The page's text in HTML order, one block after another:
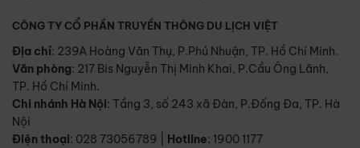
CÔNG TY CỔ PHẦN TRUYỀN THÔNG DU LỊCH VIỆT
Địa chỉ: 239A Hoàng Văn Thụ, P.Phú Nhuận, TP. Hồ Chí Minh.
Văn phòng: 217 Bis Nguyễn Thị Minh Khai, P.Cầu Ông Lãnh,
TP. Hồ Chí Minh.
Chi nhánh Hà Nội: Tầng 3, số 243 xã Đàn, P.Đống Đa, TP. Hà
Nội
Điện thoại: 028 73056789 Hotline: 1900 1177